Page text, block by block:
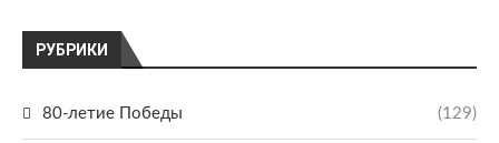
РУБРИКИ
80-летие Победы (129)